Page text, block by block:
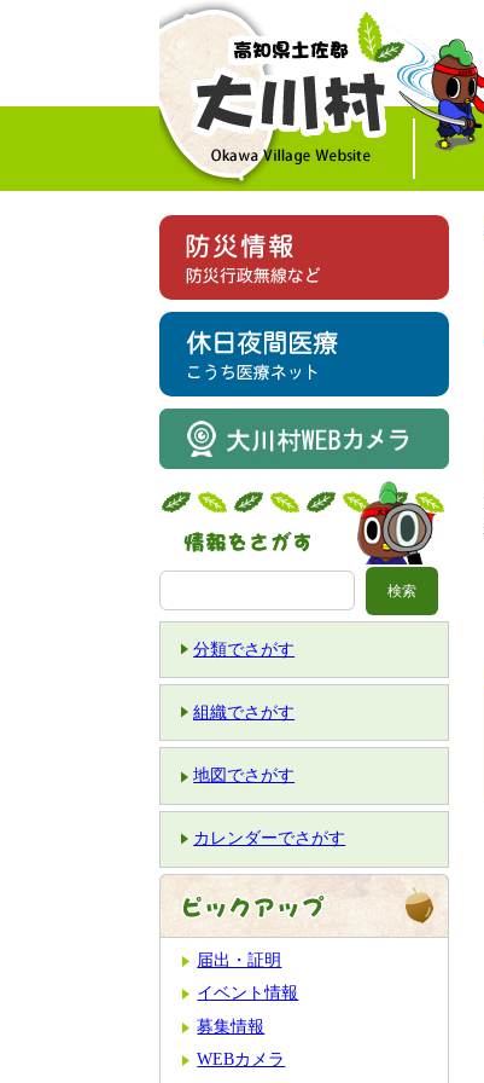
分類でさがす
組織でさがす
地図でさがす
カレンダーでさがす
届出・証明
イベント情報
募集情報
WEBカメラ